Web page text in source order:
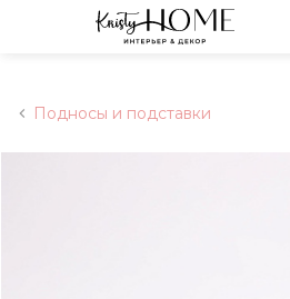
Подносы и подставки